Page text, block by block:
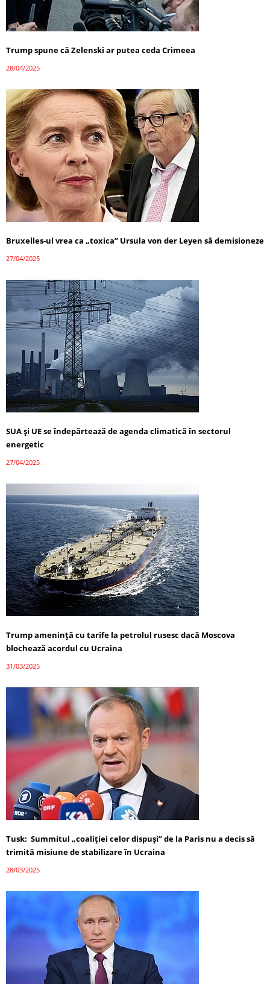
Trump spune că Zelenski ar putea ceda Crimeea
28/04/2025
Bruxelles-ul vrea ca „toxica” Ursula von der Leyen să demisioneze
27/04/2025
SUA și UE se îndepărtează de agenda climatică în sectorul
energetic
27/04/2025
Trump amenință cu tarife la petrolul rusesc dacă Moscova
blochează acordul cu Ucraina
31/03/2025
Tusk: Summitul „coaliției celor dispuși” de la Paris nu a decis să
trimită misiune de stabilizare în Ucraina
28/03/2025